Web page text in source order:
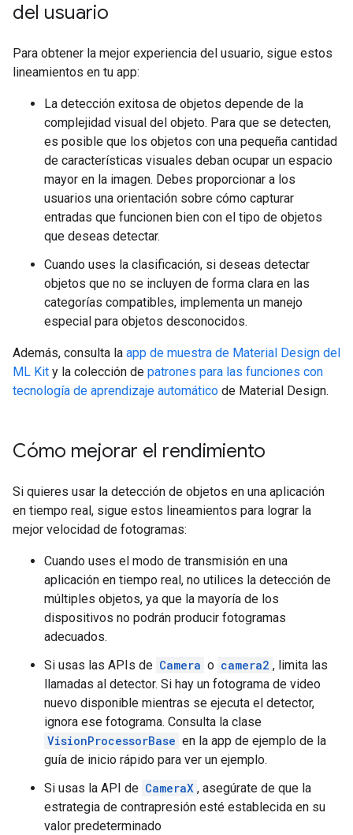
del usuario
Para obtener la mejor experiencia del usuario, sigue estos
lineamientos en tu app:
La detección exitosa de objetos depende de la
complejidad visual del objeto. Para que se detecten,
es posible que los objetos con una pequeña cantidad
de características visuales deban ocupar un espacio
mayor en la imagen. Debes proporcionar a los
usuarios una orientación sobre cómo capturar
entradas que funcionen bien con el tipo de objetos
que deseas detectar.
Cuando uses la clasificación, si deseas detectar
objetos que no se incluyen de forma clara en las
categorías compatibles, implementa un manejo
especial para objetos desconocidos.
Además, consulta la app de muestra de Material Design del
ML Kit y la colección de patrones para las funciones con
tecnología de aprendizaje automático de Material Design.
Cómo mejorar el rendimiento
Si quieres usar la detección de objetos en una aplicación
en tiempo real, sigue estos lineamientos para lograr la
mejor velocidad de fotogramas:
Cuando uses el modo de transmisión en una
aplicación en tiempo real, no utilices la detección de
múltiples objetos, ya que la mayoría de los
dispositivos no podrán producir fotogramas
adecuados.
Si usas las APIs de Camera o camera2 , limita las
llamadas al detector. Si hay un fotograma de video
nuevo disponible mientras se ejecuta el detector,
ignora ese fotograma. Consulta la clase
VisionProcessorBase en la app de ejemplo de la
guía de inicio rápido para ver un ejemplo.
Si usas la API de CameraX , asegúrate de que la
estrategia de contrapresión esté establecida en su
valor predeterminado